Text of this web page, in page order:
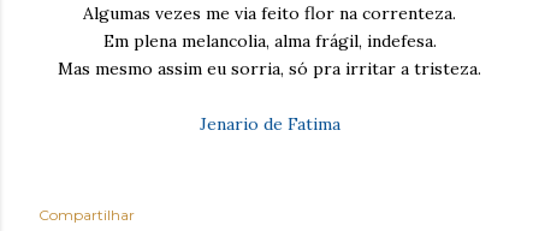
Algumas vezes me via feito flor na correnteza.
Em plena melancolia, alma frágil, indefesa.
Mas mesmo assim eu sorria, só pra irritar a tristeza.
Jenario de Fatima
Compartilhar